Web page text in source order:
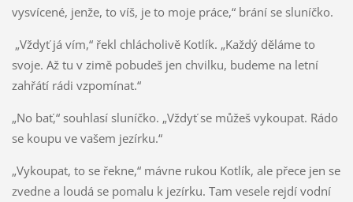
vysvícené, jenže, to víš, je to moje práce,“ brání se sluníčko.
„Vždyť já vím,“ řekl chlácholivě Kotlík. „Každý děláme to
svoje. Až tu v zimě pobudeš jen chvilku, budeme na letní
zahřátí rádi vzpomínat.“
„No bať,“ souhlasí sluníčko. „Vždyť se můžeš vykoupat. Rádo
se koupu ve vašem jezírku.“
„Vykoupat, to se řekne,“ mávne rukou Kotlík, ale přece jen se
zvedne a loudá se pomalu k jezírku. Tam vesele rejdí vodní